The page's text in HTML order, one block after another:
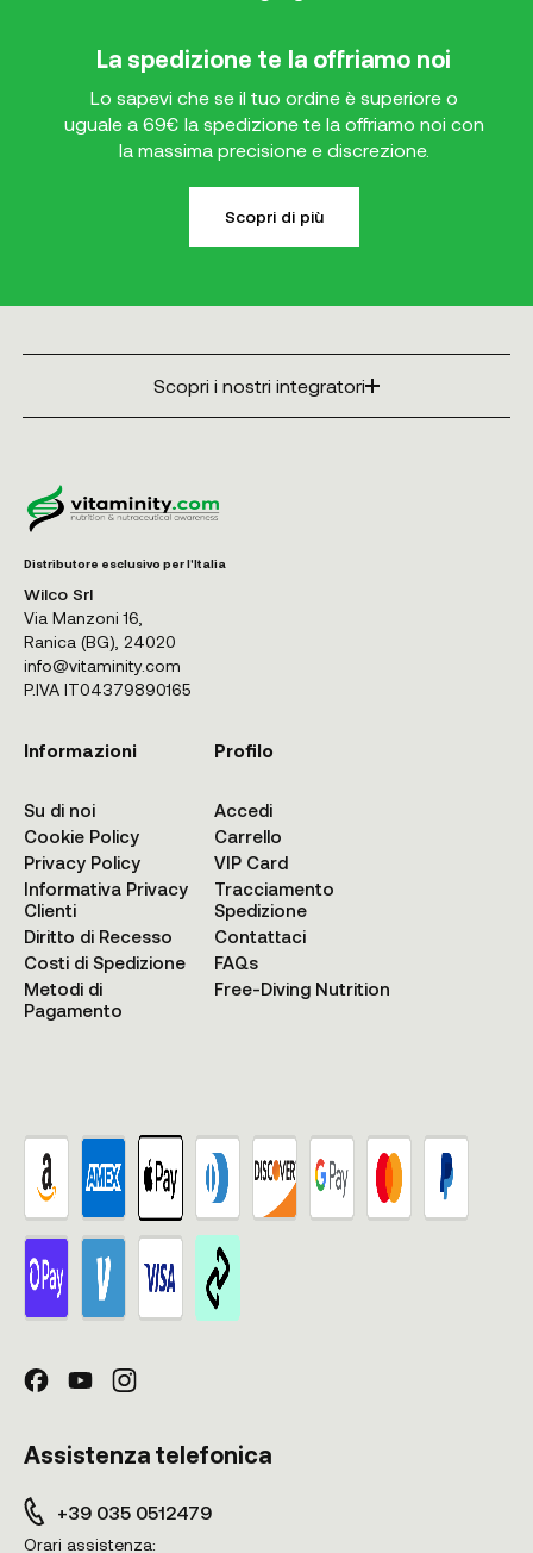
La spedizione te la offriamo noi
Lo sapevi che se il tuo ordine è superiore o
uguale a 69€ la spedizione te la offriamo noi con
la massima precisione e discrezione.
Scopri di più
Scopri i nostri integratori
Distributore esclusivo per l'Italia
Wilco Srl
Via Manzoni 16,
Ranica (BG), 24020
info@vitaminity.com
P.IVA IT04379890165
Informazioni
Su di noi
Cookie Policy
Privacy Policy
Informativa Privacy
Clienti
Diritto di Recesso
Costi di Spedizione
Metodi di
Pagamento
Profilo
Accedi
Carrello
VIP Card
Tracciamento
Spedizione
Contattaci
FAQs
Free-Diving Nutrition
Assistenza telefonica
+39 035 0512479
Orari assistenza: